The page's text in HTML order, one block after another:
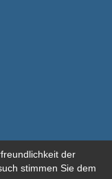
der
stimmen Sie dem